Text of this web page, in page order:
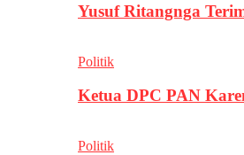
Yusuf Ritangnga
Politik
Ketua DPC PAN
Politik